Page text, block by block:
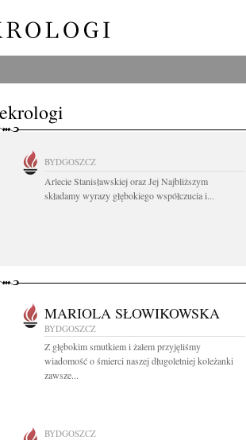
BYDGOSZCZ
Arlecie Stanisławskiej oraz Jej Najbliższym
składamy wyrazy głębokiego współczucia i...
MARIOLA SŁOWIKOWSKA
BYDGOSZCZ
Z głębokim smutkiem i żalem przyjęliśmy
wiadomość o śmierci naszej długoletniej koleżanki
zawsze...
BYDGOSZCZ